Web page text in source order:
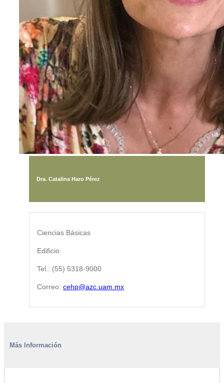
Dra. Catalina Haro Pérez
Ciencias Básicas
Edificio
Tel.: (55) 5318-9000
Correo: cehp@azc.uam.mx
Más Información